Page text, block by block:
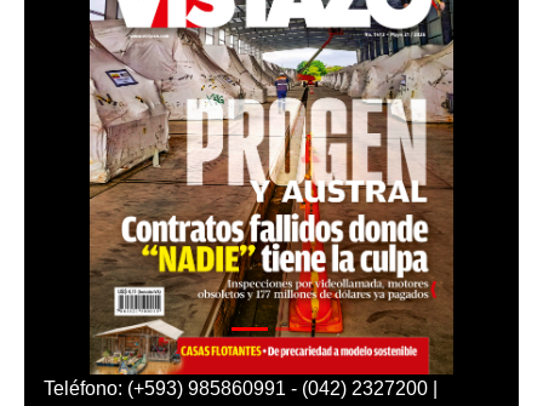
Teléfono: (+593) 985860991 - (042) 2327200 |